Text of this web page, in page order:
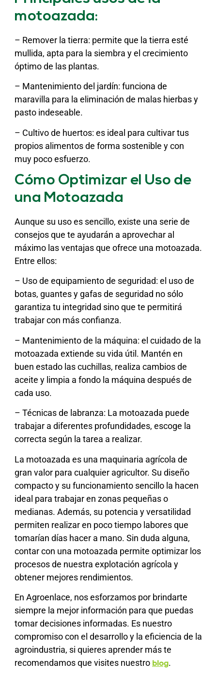
motoazada:
– Remover la tierra: permite que la tierra esté
mullida, apta para la siembra y el crecimiento
óptimo de las plantas.
– Mantenimiento del jardín: funciona de
maravilla para la eliminación de malas hierbas y
pasto indeseable.
– Cultivo de huertos: es ideal para cultivar tus
propios alimentos de forma sostenible y con
muy poco esfuerzo.
Cómo Optimizar el Uso de
una Motoazada
Aunque su uso es sencillo, existe una serie de
consejos que te ayudarán a aprovechar al
máximo las ventajas que ofrece una motoazada.
Entre ellos:
– Uso de equipamiento de seguridad: el uso de
botas, guantes y gafas de seguridad no sólo
garantiza tu integridad sino que te permitirá
trabajar con más confianza.
– Mantenimiento de la máquina: el cuidado de la
motoazada extiende su vida útil. Mantén en
buen estado las cuchillas, realiza cambios de
aceite y limpia a fondo la máquina después de
cada uso.
– Técnicas de labranza: La motoazada puede
trabajar a diferentes profundidades, escoge la
correcta según la tarea a realizar.
La motoazada es una maquinaria agrícola de
gran valor para cualquier agricultor. Su diseño
compacto y su funcionamiento sencillo la hacen
ideal para trabajar en zonas pequeñas o
medianas. Además, su potencia y versatilidad
permiten realizar en poco tiempo labores que
tomarían días hacer a mano. Sin duda alguna,
contar con una motoazada permite optimizar los
procesos de nuestra explotación agrícola y
obtener mejores rendimientos.
En Agroenlace, nos esforzamos por brindarte
siempre la mejor información para que puedas
tomar decisiones informadas. Es nuestro
compromiso con el desarrollo y la eficiencia de la
agroindustria, si quieres aprender más te
recomendamos que visites nuestro blog.